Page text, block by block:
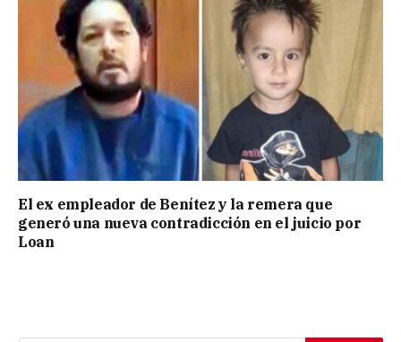
El ex empleador de Benítez y la remera que
generó una nueva contradicción en el juicio por
Loan